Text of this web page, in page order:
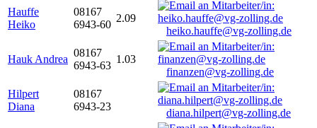
Hauffe
Heiko
08167
6943-60
2.09
heiko.hauffe@vg-zolling.de
Hauk Andrea
08167
6943-63
1.03
finanzen@vg-zolling.de
Hilpert
Diana
08167
6943-23
diana.hilpert@vg-zolling.de